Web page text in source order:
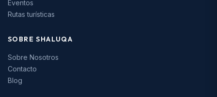
Eventos
Rutas turísticas
SOBRE SHALUQA
Sobre Nosotros
Contacto
Blog